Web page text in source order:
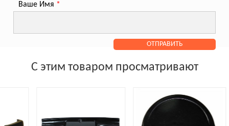
Ваше Имя *
С этим товаром просматривают